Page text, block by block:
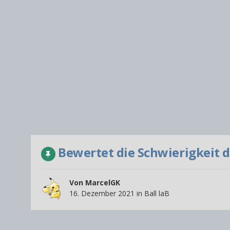
Bewertet die Schwierigkeit
Von MarcelGK
16. Dezember 2021 in Ball laB